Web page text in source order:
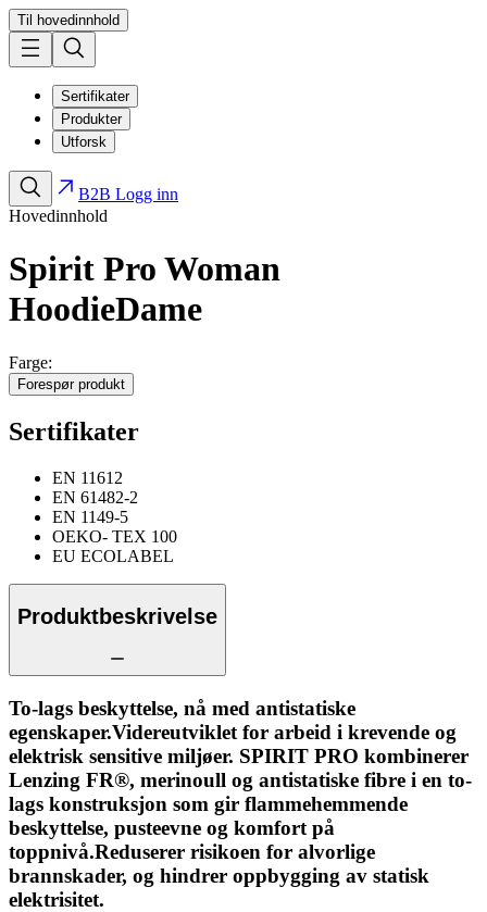
Til hovedinnhold
Sertifikater
Produkter
Utforsk
B2B Logg inn
Hovedinnhold
Spirit Pro Woman
HoodieDame
Farge:
Forespør produkt
Sertifikater
EN 11612
EN 61482-2
EN 1149-5
OEKO- TEX 100
EU ECOLABEL
Produktbeskrivelse
To-lags beskyttelse, nå med antistatiske
egenskaper.Videreutviklet for arbeid i krevende og
elektrisk sensitive miljøer. SPIRIT PRO kombinerer
Lenzing FR®, merinoull og antistatiske fibre i en to-
lags konstruksjon som gir flammehemmende
beskyttelse, pusteevne og komfort på
toppnivå.Reduserer risikoen for alvorlige
brannskader, og hindrer oppbygging av statisk
elektrisitet.